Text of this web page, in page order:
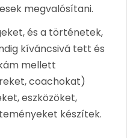
megvalósítani.
és a történetek,
kíváncsivá tett és
mellett
coachokat)
eszközöket,
készítek.